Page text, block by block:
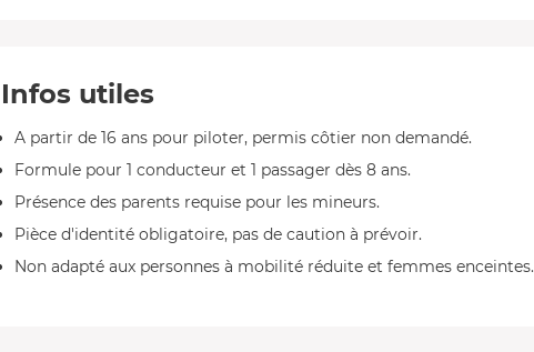
Infos utiles
A partir de 16 ans pour piloter, permis côtier non demandé.
Formule pour 1 conducteur et 1 passager dès 8 ans.
Présence des parents requise pour les mineurs.
Pièce d'identité obligatoire, pas de caution à prévoir.
Non adapté aux personnes à mobilité réduite et femmes enceintes.